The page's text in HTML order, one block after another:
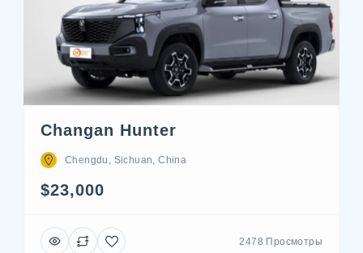
Changan Hunter
Chengdu, Sichuan, China
$23,000
2478 Просмотры